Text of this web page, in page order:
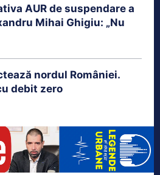
AUR de suspendare a
Mihai Ghigiu: „Nu
nordul României.
debit zero